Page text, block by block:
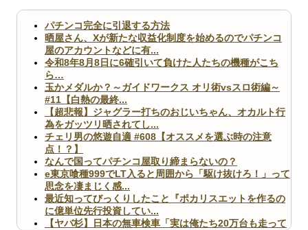
パチンコ完全に引退する方法
晒屋さん、Xが新たな収益化制度を始めるのでパチンコ
屋のアカウントなどに有...
令和8年8月8日に6確引いて負けた人たちの機種がこち
ら…
玉かメダルか？～ガイドワークス オリ術vsスロ術編～
#11【白熱の最終...
【超悲報】ジャグラー打ちのおじいちゃん、オカルト行
為をガッツリ晒されてし...
チェリ男の悠遊自適 #608【オススメを選ぶ時の注意
点！？】
なんで国ってパチンコ屋取り締まらないの？
e東京喰種999でLT入ると周囲から「駆け抜けろ！」って
思念を凄まじく感...
最近知ってびっくりしたこと『ポカリスエットを作るの
に億単位先行投資してい...
【ヤバ杉】日本の無車検車「実は俺たち20万台も走って